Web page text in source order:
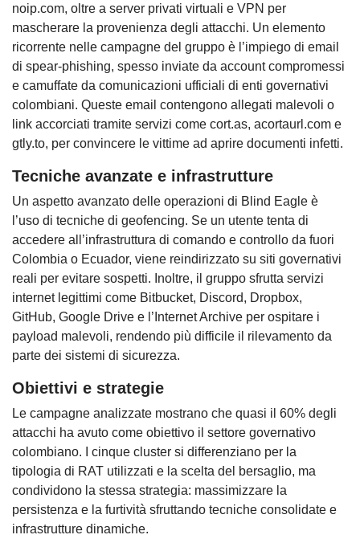
noip.com, oltre a server privati virtuali e VPN per
mascherare la provenienza degli attacchi. Un elemento
ricorrente nelle campagne del gruppo è l’impiego di email
di spear-phishing, spesso inviate da account compromessi
e camuffate da comunicazioni ufficiali di enti governativi
colombiani. Queste email contengono allegati malevoli o
link accorciati tramite servizi come cort.as, acortaurl.com e
gtly.to, per convincere le vittime ad aprire documenti infetti.
Tecniche avanzate e infrastrutture
Un aspetto avanzato delle operazioni di Blind Eagle è
l’uso di tecniche di geofencing. Se un utente tenta di
accedere all’infrastruttura di comando e controllo da fuori
Colombia o Ecuador, viene reindirizzato su siti governativi
reali per evitare sospetti. Inoltre, il gruppo sfrutta servizi
internet legittimi come Bitbucket, Discord, Dropbox,
GitHub, Google Drive e l’Internet Archive per ospitare i
payload malevoli, rendendo più difficile il rilevamento da
parte dei sistemi di sicurezza.
Obiettivi e strategie
Le campagne analizzate mostrano che quasi il 60% degli
attacchi ha avuto come obiettivo il settore governativo
colombiano. I cinque cluster si differenziano per la
tipologia di RAT utilizzati e la scelta del bersaglio, ma
condividono la stessa strategia: massimizzare la
persistenza e la furtività sfruttando tecniche consolidate e
infrastrutture dinamiche.